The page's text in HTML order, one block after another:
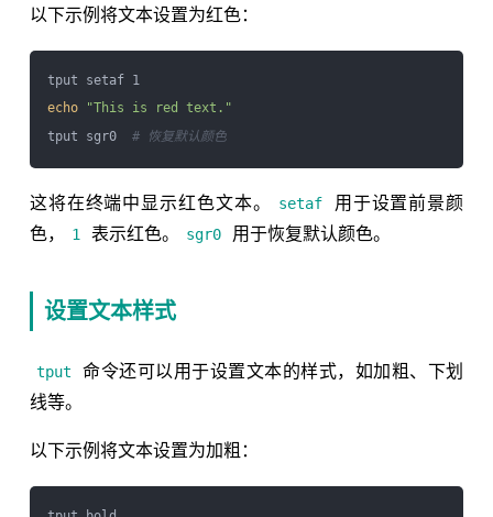
以下示例将文本设置为红色：
tput setaf 1
echo
"This is red text."
tput sgr0 # 恢复默认颜色
这将在终端中显示红色文本。 setaf
用于设置前景颜
色，
1 表示红色。 sgr0 用于恢复默认颜色。
设置文本样式
tput
命令还可以用于设置文本的样式，如加粗、下划
线等。
以下示例将文本设置为加粗：